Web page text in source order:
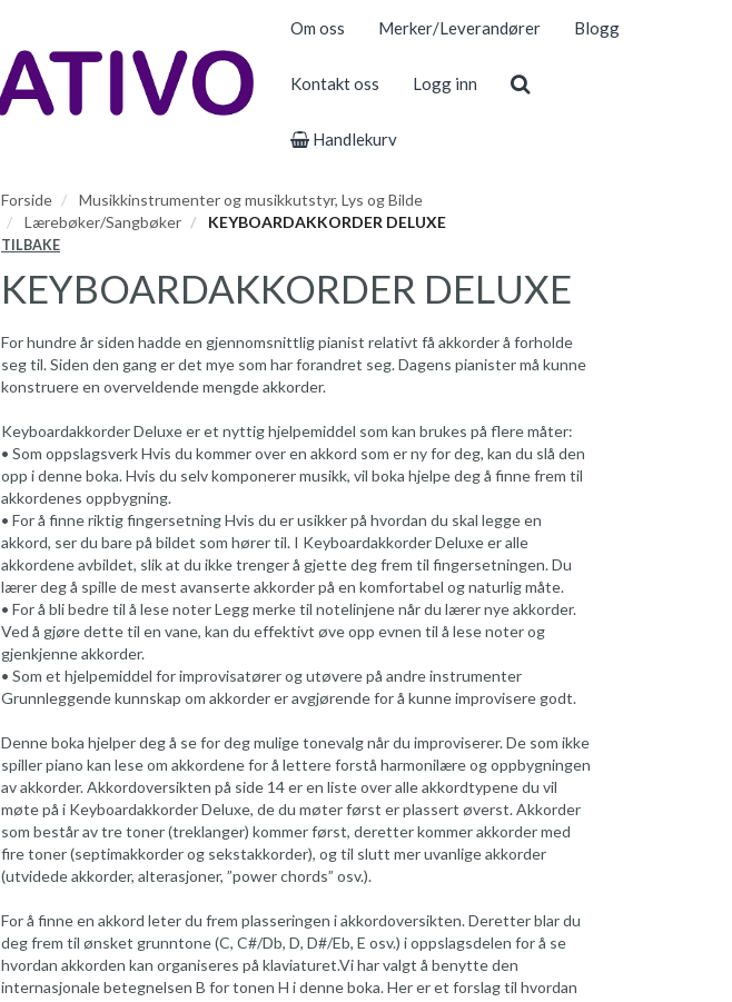
Om oss Merker/Leverandører Blogg
Kontakt oss Logg inn
Handlekurv
Forside
Musikkinstrumenter og musikkutstyr, Lys og Bilde
Lærebøker/Sangbøker
KEYBOARDAKKORDER DELUXE
TILBAKE
KEYBOARDAKKORDER DELUXE
For hundre år siden hadde en gjennomsnittlig pianist relativt få akkorder å forholde
seg til. Siden den gang er det mye som har forandret seg. Dagens pianister må kunne
konstruere en overveldende mengde akkorder.
Keyboardakkorder Deluxe er et nyttig hjelpemiddel som kan brukes på flere måter:
• Som oppslagsverk Hvis du kommer over en akkord som er ny for deg, kan du slå den
opp i denne boka. Hvis du selv komponerer musikk, vil boka hjelpe deg å finne frem til
akkordenes oppbygning.
• For å finne riktig fingersetning Hvis du er usikker på hvordan du skal legge en
akkord, ser du bare på bildet som hører til. I Keyboardakkorder Deluxe er alle
akkordene avbildet, slik at du ikke trenger å gjette deg frem til fingersetningen. Du
lærer deg å spille de mest avanserte akkorder på en komfortabel og naturlig måte.
• For å bli bedre til å lese noter Legg merke til notelinjene når du lærer nye akkorder.
Ved å gjøre dette til en vane, kan du effektivt øve opp evnen til å lese noter og
gjenkjenne akkorder.
• Som et hjelpemiddel for improvisatører og utøvere på andre instrumenter
Grunnleggende kunnskap om akkorder er avgjørende for å kunne improvisere godt.
Denne boka hjelper deg å se for deg mulige tonevalg når du improviserer. De som ikke
spiller piano kan lese om akkordene for å lettere forstå harmonilære og oppbygningen
av akkorder. Akkordoversikten på side 14 er en liste over alle akkordtypene du vil
møte på i Keyboardakkorder Deluxe, de du møter først er plassert øverst. Akkorder
som består av tre toner (treklanger) kommer først, deretter kommer akkorder med
fire toner (septimakkorder og sekstakkorder), og til slutt mer uvanlige akkorder
(utvidede akkorder, alterasjoner, ”power chords” osv.).
For å finne en akkord leter du frem plasseringen i akkordoversikten. Deretter blar du
deg frem til ønsket grunntone (C, C#/Db, D, D#/Eb, E osv.) i oppslagsdelen for å se
hvordan akkorden kan organiseres på klaviaturet.Vi har valgt å benytte den
internasjonale betegnelsen B for tonen H i denne boka. Her er et forslag til hvordan